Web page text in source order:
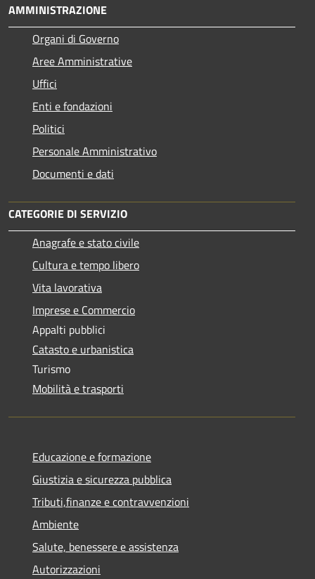
AMMINISTRAZIONE
Organi di Governo
Aree Amministrative
Uffici
Enti e fondazioni
Politici
Personale Amministrativo
Documenti e dati
CATEGORIE DI SERVIZIO
Anagrafe e stato civile
Cultura e tempo libero
Vita lavorativa
Imprese e Commercio
Appalti pubblici
Catasto e urbanistica
Turismo
Mobilità e trasporti
Educazione e formazione
Giustizia e sicurezza pubblica
Tributi,finanze e contravvenzioni
Ambiente
Salute, benessere e assistenza
Autorizzazioni